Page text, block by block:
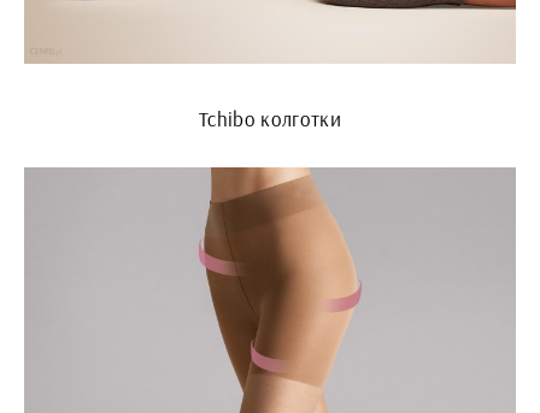
Tchibo колготки